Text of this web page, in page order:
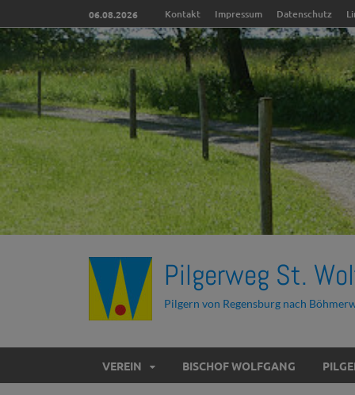
06.08.2026 Kontakt Impressum Datenschutz
Pilgerweg St.
Pilgern von Regensburg nach
VEREIN BISCHOF WOLFGANG